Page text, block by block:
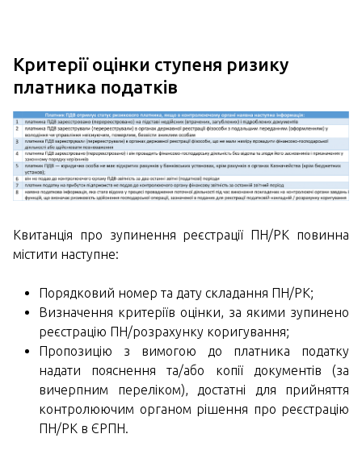
Критерії оцінки ступеня ризику
платника податків
Квитанція про зупинення реєстрації ПН/РК повинна
містити наступне:
Порядковий номер та дату складання ПН/РК;
Визначення критеріїв оцінки, за якими зупинено
реєстрацію ПН/розрахунку коригування;
Пропозицію з вимогою до платника податку
надати пояснення та/або копії документів (за
вичерпним переліком), достатні для прийняття
контролюючим органом рішення про реєстрацію
ПН/РК в ЄРПН.